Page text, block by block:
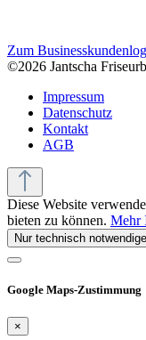
Zum
©2026 Jantscha
Impressum
Datenschutz
Kontakt
AGB
Diese Website
bieten zu können. Mehr
Nur technisch notwendige
Google Maps-Zustimmung
×